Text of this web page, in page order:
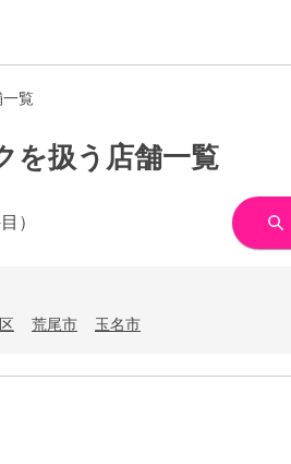
一覧
を扱う店舗一覧
）
荒尾市 玉名市